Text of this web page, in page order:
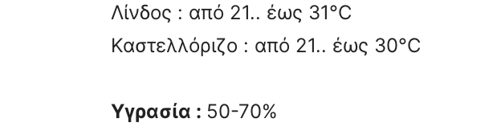
Λίνδος : από 21.. έως 31°C
Καστελλόριζο : από 21.. έως 30°C
Υγρασία : 50-70%